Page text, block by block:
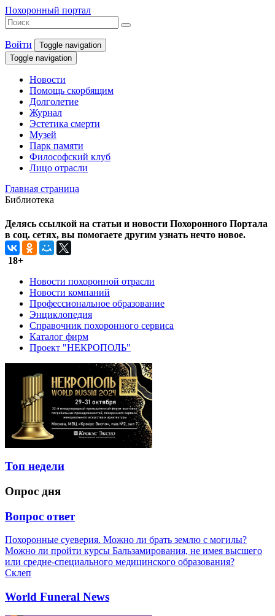
Похоронный портал
Войти
Toggle navigation
Toggle navigation
Новости
Помощь скорбящим
Долголетие
Журнал
Эстетика смерти
Музей
Парк памяти
Философский клуб
Лицо отрасли
Главная страница
Библиотека
Делясь ссылкой на статьи и новости Похоронного Портала
в соц. сетях, вы помогаете другим узнать нечто новое.
18+
Новости похоронной отрасли
Новости компаний
Профессиональное образование
Энциклопедия
Справочник похоронного сервиса
Каталог фирм
Проект "НЕКРОПОЛЬ"
Топ недели
Опрос дня
Вопрос ответ
Похоронные суеверия. Можно ли брать землю с могилы?
Можно ли пройти курсы Бальзамирования, не имея высшего
или средне-специального медицинского образования?
Склеп
World Funeral News